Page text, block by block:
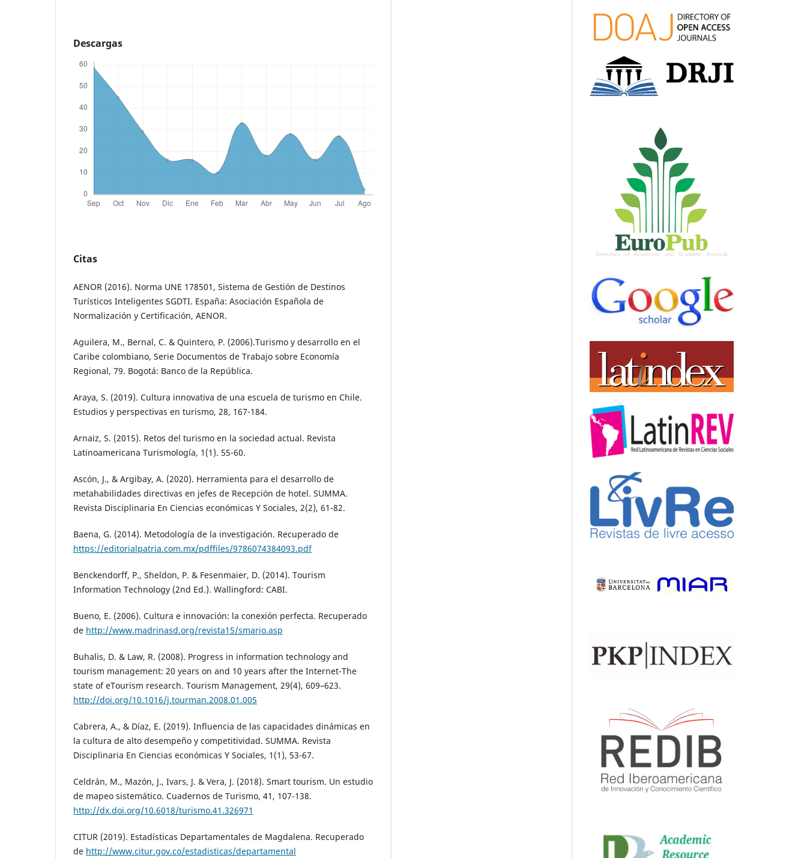
Descargas
Citas
AENOR (2016). Norma UNE 178501, Sistema de Gestión de Destinos
Turísticos Inteligentes SGDTI. España: Asociación Española de
Normalización y Certificación, AENOR.
Aguilera, M., Bernal, C. & Quintero, P. (2006).Turismo y desarrollo en el
Caribe colombiano, Serie Documentos de Trabajo sobre Economía
Regional, 79. Bogotá: Banco de la República.
Araya, S. (2019). Cultura innovativa de una escuela de turismo en Chile.
Estudios y perspectivas en turismo, 28, 167-184.
Arnaiz, S. (2015). Retos del turismo en la sociedad actual. Revista
Latinoamericana Turismología, 1(1). 55-60.
Ascón, J., & Argibay, A. (2020). Herramienta para el desarrollo de
metahabilidades directivas en jefes de Recepción de hotel. SUMMA.
Revista Disciplinaria En Ciencias económicas Y Sociales, 2(2), 61-82.
Baena, G. (2014). Metodología de la investigación. Recuperado de
https://editorialpatria.com.mx/pdffiles/9786074384093.pdf
Benckendorff, P., Sheldon, P. & Fesenmaier, D. (2014). Tourism
Information Technology (2nd Ed.). Wallingford: CABI.
Bueno, E. (2006). Cultura e innovación: la conexión perfecta. Recuperado
de http://www.madrinasd.org/revista15/smario.asp
Buhalis, D. & Law, R. (2008). Progress in information technology and
tourism management: 20 years on and 10 years after the Internet-The
state of eTourism research. Tourism Management, 29(4), 609–623.
http://doi.org/10.1016/j.tourman.2008.01.005
Cabrera, A., & Díaz, E. (2019). Influencia de las capacidades dinámicas en
la cultura de alto desempeño y competitividad. SUMMA. Revista
Disciplinaria En Ciencias económicas Y Sociales, 1(1), 53-67.
Celdrán, M., Mazón, J., Ivars, J. & Vera, J. (2018). Smart tourism. Un estudio
de mapeo sistemático. Cuadernos de Turismo, 41, 107-138.
http://dx.doi.org/10.6018/turismo.41.326971
CITUR (2019). Estadísticas Departamentales de Magdalena. Recuperado
de http://www.citur.gov.co/estadisticas/departamental